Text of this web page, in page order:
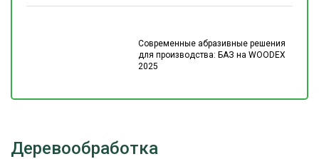
Современные абразивные решения
для производства: БАЗ на WOODEX
2025
Деревообработка